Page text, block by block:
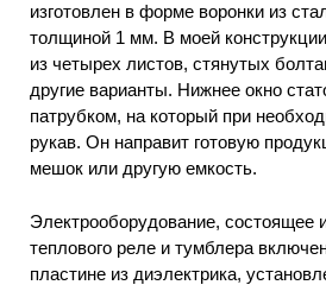
изготовлен в форме воронки из
толщиной 1 мм. В моей
из четырех листов, стянутых
другие варианты. Нижнее окно
патрубком, на который при
рукав. Он направит готовую
мешок или другую емкость.
Электрооборудование, состоящее
теплового реле и тумблера
пластине из диэлектрика,